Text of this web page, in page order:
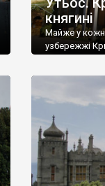
княгині
Майже у
узбережжі